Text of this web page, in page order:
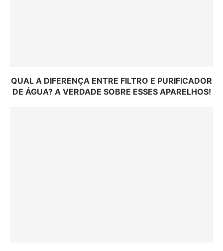
QUAL A DIFERENÇA ENTRE FILTRO E PURIFICADOR
DE ÁGUA? A VERDADE SOBRE ESSES APARELHOS!